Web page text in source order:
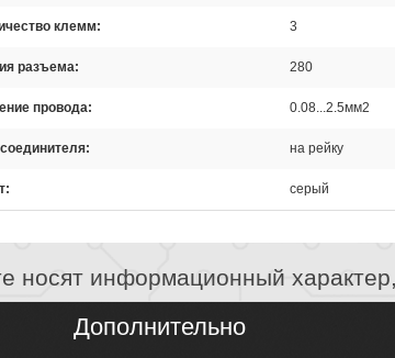
клемм 3
разъема 280
провода 0.08...2.5мм2
на рейку
серый
носят информационный
Дополнительно